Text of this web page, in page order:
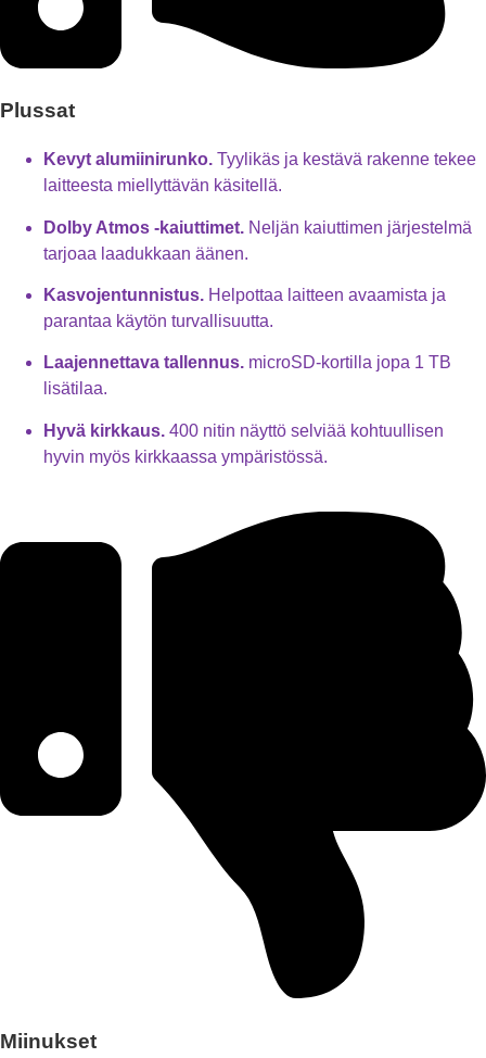
Plussat
Kevyt alumiinirunko. Tyylikäs ja kestävä rakenne tekee
laitteesta miellyttävän käsitellä.
Dolby Atmos -kaiuttimet. Neljän kaiuttimen järjestelmä
tarjoaa laadukkaan äänen.
Kasvojentunnistus. Helpottaa laitteen avaamista ja
parantaa käytön turvallisuutta.
Laajennettava tallennus. microSD-kortilla jopa 1 TB
lisätilaa.
Hyvä kirkkaus. 400 nitin näyttö selviää kohtuullisen
hyvin myös kirkkaassa ympäristössä.
Miinukset